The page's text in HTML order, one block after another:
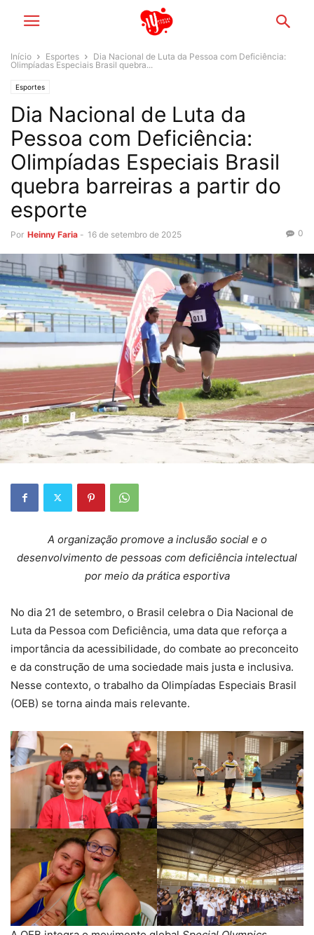
Início Esportes
Dia Nacional de Luta da Pessoa com Deficiência:
Olimpíadas Especiais Brasil quebra...
Esportes
Dia Nacional de Luta da
Pessoa com Deficiência:
Olimpíadas Especiais Brasil
quebra barreiras a partir do
esporte
Por Heinny Faria - 16 de setembro de 2025 0
A organização promove a inclusão social e o
desenvolvimento de pessoas com deficiência intelectual
por meio da prática esportiva
No dia 21 de setembro, o Brasil celebra o Dia Nacional de
Luta da Pessoa com Deficiência, uma data que reforça a
importância da acessibilidade, do combate ao preconceito
e da construção de uma sociedade mais justa e inclusiva.
Nesse contexto, o trabalho da Olimpíadas Especiais Brasil
(OEB) se torna ainda mais relevante.